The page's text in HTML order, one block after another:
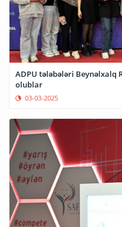
ADPU tələbələri Beynəlxalq
olublar
03-03-2025